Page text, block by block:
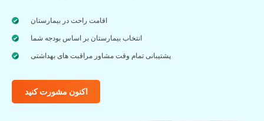
اقامت راحت در بیمارستان
انتخاب بیمارستان بر اساس بودجه شما
پشتیبانی تمام وقت مشاور مراقبت های بهداشتی
اکنون مشورت کنید